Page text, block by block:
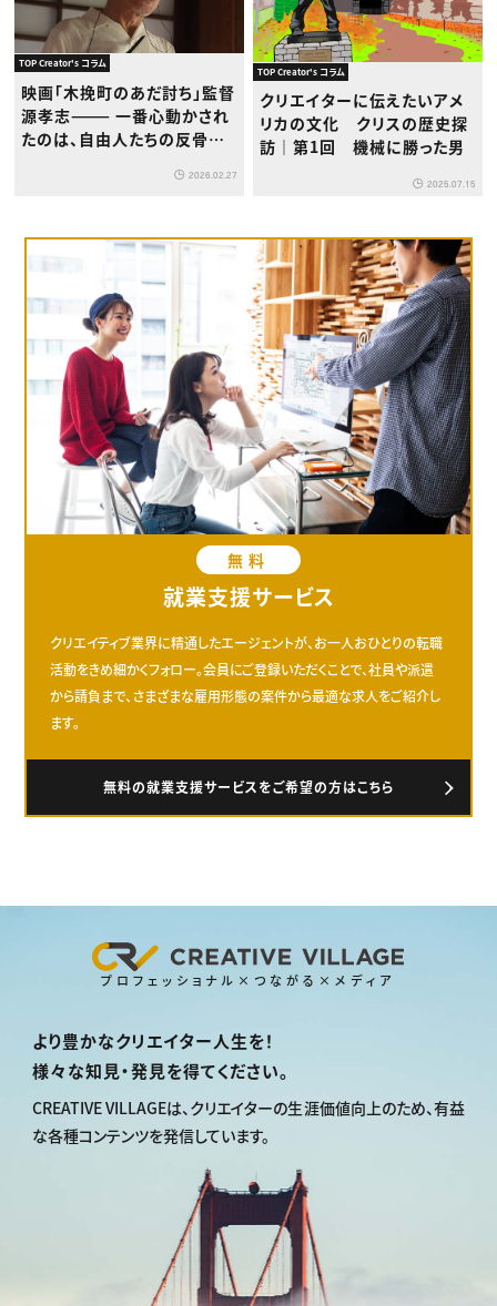
TOP Creator's コラム
映画「木挽町のあだ討ち」監督
源孝志——— 一番心動かされ
たのは、自由人たちの反骨精
2026.02.27
TOP Creator's コラム
クリエイターに伝えたいアメ
リカの文化 クリスの歴史探
訪｜第1回 機械に勝った男
2025.07.15
無料
就業支援サービス
クリエイティブ業界に精通したエージェントが、お一人おひとりの転職
活動をきめ細かくフォロー。会員にご登録いただくことで、社員や派遣
から請負まで、さまざまな雇用形態の案件から最適な求人をご紹介し
ます。
無料の就業支援サービスをご希望の方はこちら
プロフェッショナル×つながる×メディア
より豊かなクリエイター人生を！
様々な知見・発見を得てください。
CREATIVE VILLAGEは、 クリエイターの生涯価値向上のため、有益
な各種コンテンツを発信しています。